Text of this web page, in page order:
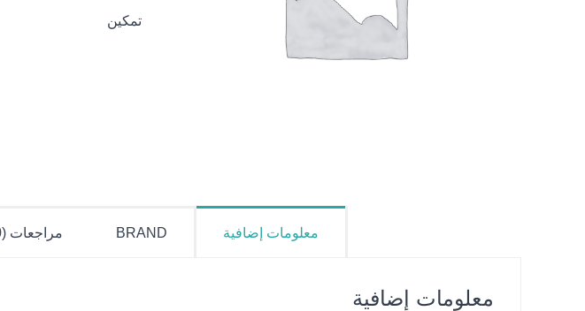
تمكين
معلومات إضافية BRAND مراجعات (0)
معلومات إضافية